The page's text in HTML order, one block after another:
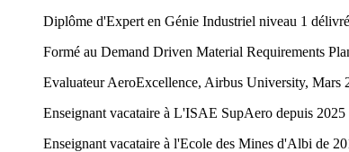
Diplôme d'Expert en Génie Industriel niveau 1
Formé au Demand Driven Material Requirements
Evaluateur AeroExcellence, Airbus University, Mars
Enseignant vacataire à L'ISAE SupAero depuis
Enseignant vacataire à l'Ecole des Mines d'Albi de